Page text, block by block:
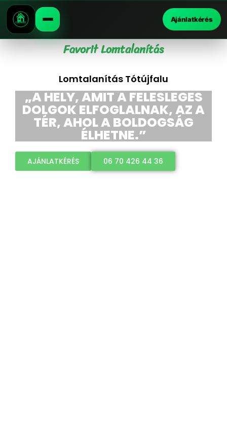
Ajánlatkérés
Favorit Lomtalanítás
Lomtalanítás Tótújfalu
„A HELY, AMIT A FELESLEGES
DOLGOK ELFOGLALNAK, AZ A
TÉR, AHOL A BOLDOGSÁG
ÉLHETNE.”
AJÁNLATKÉRÉS 06 70 426 44 36